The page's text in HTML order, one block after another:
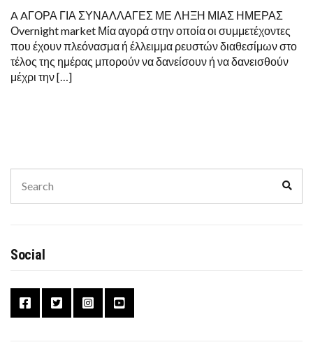
A AΓΟΡΑ ΓΙΑ ΣΥΝΑΛΛΑΓΕΣ ΜΕ ΛΗΞΗ ΜΙΑΣ ΗΜΕΡΑΣ
Οvernight market Μία αγορά στην οποία οι συμμετέχοντες
που έχουν πλεόνασμα ή έλλειμμα ρευστών διαθεσίμων στο
τέλος της ημέρας μπορούν να δανείσουν ή να δανεισθούν
μέχρι την […]
for:
Social